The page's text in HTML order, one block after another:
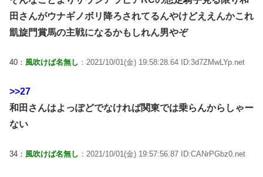
田さんがウナギノボリ降ろされてるんやけどええんかこれ
凱旋門賞馬の主戦になるかもしれん男やぞ
40： 風吹けば名無し ：2021/10/01(金) 19:58:28.64 ID:3d7ZMwLYp.net
>>27
和田さんはよっぽどでなければ関東では乗らんからしゃー
ない
34： 風吹けば名無し ：2021/10/01(金) 19:57:56.87 ID:CANrPGbz0.net